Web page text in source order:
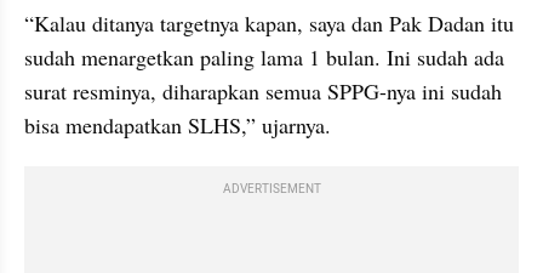
“Kalau ditanya targetnya kapan, saya dan Pak Dadan itu
sudah menargetkan paling lama 1 bulan. Ini sudah ada
surat resminya, diharapkan semua SPPG-nya ini sudah
bisa mendapatkan SLHS,” ujarnya.
ADVERTISEMENT